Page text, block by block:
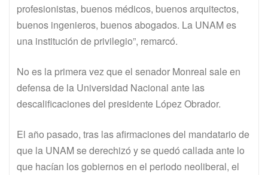
profesionistas, buenos médicos, buenos arquitectos,
buenos ingenieros, buenos abogados. La UNAM es
una institución de privilegio”, remarcó.
No es la primera vez que el senador Monreal sale en
defensa de la Universidad Nacional ante las
descalificaciones del presidente López Obrador.
El año pasado, tras las afirmaciones del mandatario de
que la UNAM se derechizó y se quedó callada ante lo
que hacían los gobiernos en el periodo neoliberal, el